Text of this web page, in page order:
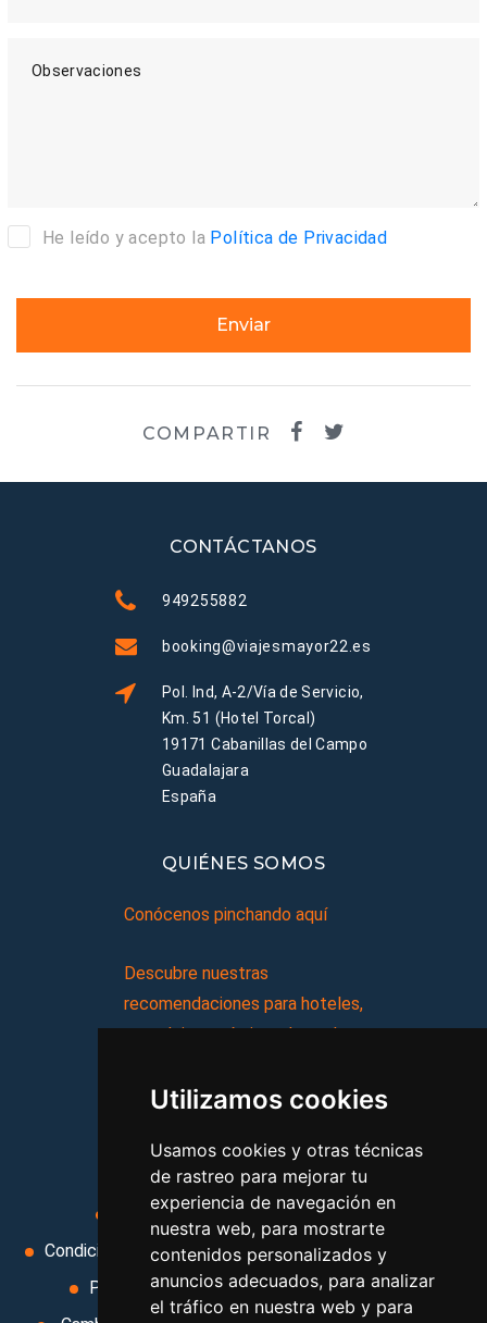
Utilizamos cookies
Usamos cookies y otras técnicas
de rastreo para mejorar tu
experiencia de navegación en
nuestra web, para mostrarte
contenidos personalizados y
anuncios adecuados, para analizar
el tráfico en nuestra web y para
Observaciones
He leído y acepto la Política de Privacidad
Enviar
COMPARTIR
CONTÁCTANOS
949255882
booking@viajesmayor22.es
Pol. Ind, A-2/Vía de Servicio,
Km. 51 (Hotel Torcal)
19171 Cabanillas del Campo
Guadalajara
España
QUIÉNES SOMOS
Conócenos pinchando aquí
Descubre nuestras
recomendaciones para hoteles,
complejos turísticos, hostales,
viajes, y mucho más!
MI AGENCIA
Aviso legal
Condiciones de uso
Condiciones Generales
Ley de Viajes Combinados
Política de privacidad
Uso de cookies